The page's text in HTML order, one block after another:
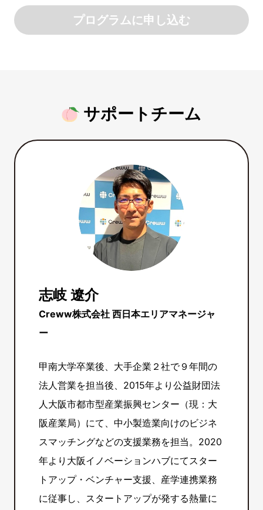
プログラムに申し込む
サポートチーム
志岐 遼介
Creww株式会社 西日本エリアマネージャ
ー
甲南大学卒業後、大手企業２社で９年間の
法人営業を担当後、2015年より公益財団法
人大阪市都市型産業振興センター（現：大
阪産業局）にて、中小製造業向けのビジネ
スマッチングなどの支援業務を担当。2020
年より大阪イノベーションハブにてスター
トアップ・ベンチャー支援、産学連携業務
に従事し、スタートアップが発する熱量に